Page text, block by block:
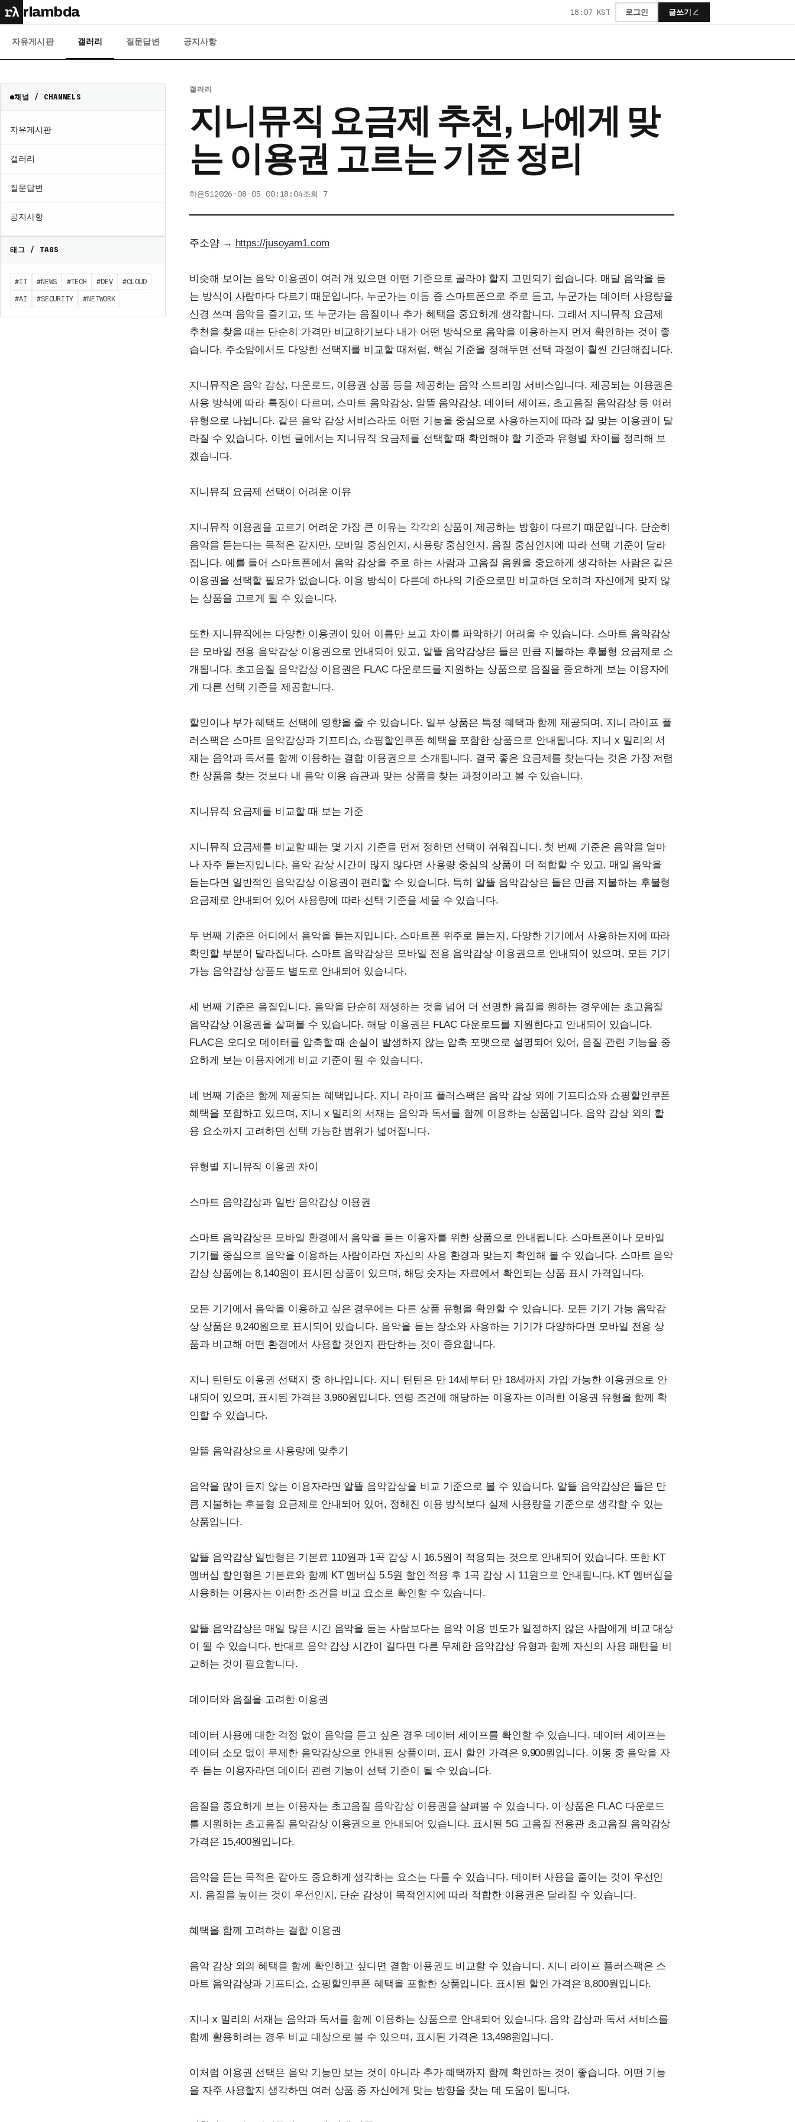
rλ rlambda 18:07 KST 로그인 글쓰기
자유게시판 갤러리 질문답변 공지사항
채널 / CHANNELS
자유게시판
갤러리
질문답변
공지사항
태그 / TAGS
#IT #NEWS #TECH #DEV #CLOUD
#AI #SECURITY #NETWORK
갤러리
지니뮤직 요금제 추천, 나에게 맞
는 이용권 고르는 기준 정리
하은512026-08-05 00:18:04조회 7
주소얌 → https://jusoyam1.com
비슷해 보이는 음악 이용권이 여러 개 있으면 어떤 기준으로 골라야 할지 고민되기 쉽습니다. 매달 음악을 듣
는 방식이 사람마다 다르기 때문입니다. 누군가는 이동 중 스마트폰으로 주로 듣고, 누군가는 데이터 사용량을
신경 쓰며 음악을 즐기고, 또 누군가는 음질이나 추가 혜택을 중요하게 생각합니다. 그래서 지니뮤직 요금제
추천을 찾을 때는 단순히 가격만 비교하기보다 내가 어떤 방식으로 음악을 이용하는지 먼저 확인하는 것이 좋
습니다. 주소얌에서도 다양한 선택지를 비교할 때처럼, 핵심 기준을 정해두면 선택 과정이 훨씬 간단해집니다.
지니뮤직은 음악 감상, 다운로드, 이용권 상품 등을 제공하는 음악 스트리밍 서비스입니다. 제공되는 이용권은
사용 방식에 따라 특징이 다르며, 스마트 음악감상, 알뜰 음악감상, 데이터 세이프, 초고음질 음악감상 등 여러
유형으로 나뉩니다. 같은 음악 감상 서비스라도 어떤 기능을 중심으로 사용하는지에 따라 잘 맞는 이용권이 달
라질 수 있습니다. 이번 글에서는 지니뮤직 요금제를 선택할 때 확인해야 할 기준과 유형별 차이를 정리해 보
겠습니다.
지니뮤직 요금제 선택이 어려운 이유
지니뮤직 이용권을 고르기 어려운 가장 큰 이유는 각각의 상품이 제공하는 방향이 다르기 때문입니다. 단순히
음악을 듣는다는 목적은 같지만, 모바일 중심인지, 사용량 중심인지, 음질 중심인지에 따라 선택 기준이 달라
집니다. 예를 들어 스마트폰에서 음악 감상을 주로 하는 사람과 고음질 음원을 중요하게 생각하는 사람은 같은
이용권을 선택할 필요가 없습니다. 이용 방식이 다른데 하나의 기준으로만 비교하면 오히려 자신에게 맞지 않
는 상품을 고르게 될 수 있습니다.
또한 지니뮤직에는 다양한 이용권이 있어 이름만 보고 차이를 파악하기 어려울 수 있습니다. 스마트 음악감상
은 모바일 전용 음악감상 이용권으로 안내되어 있고, 알뜰 음악감상은 들은 만큼 지불하는 후불형 요금제로 소
개됩니다. 초고음질 음악감상 이용권은 FLAC 다운로드를 지원하는 상품으로 음질을 중요하게 보는 이용자에
게 다른 선택 기준을 제공합니다.
할인이나 부가 혜택도 선택에 영향을 줄 수 있습니다. 일부 상품은 특정 혜택과 함께 제공되며, 지니 라이프 플
러스팩은 스마트 음악감상과 기프티쇼, 쇼핑할인쿠폰 혜택을 포함한 상품으로 안내됩니다. 지니 x 밀리의 서
재는 음악과 독서를 함께 이용하는 결합 이용권으로 소개됩니다. 결국 좋은 요금제를 찾는다는 것은 가장 저렴
한 상품을 찾는 것보다 내 음악 이용 습관과 맞는 상품을 찾는 과정이라고 볼 수 있습니다.
지니뮤직 요금제를 비교할 때 보는 기준
지니뮤직 요금제를 비교할 때는 몇 가지 기준을 먼저 정하면 선택이 쉬워집니다. 첫 번째 기준은 음악을 얼마
나 자주 듣는지입니다. 음악 감상 시간이 많지 않다면 사용량 중심의 상품이 더 적합할 수 있고, 매일 음악을
듣는다면 일반적인 음악감상 이용권이 편리할 수 있습니다. 특히 알뜰 음악감상은 들은 만큼 지불하는 후불형
요금제로 안내되어 있어 사용량에 따라 선택 기준을 세울 수 있습니다.
두 번째 기준은 어디에서 음악을 듣는지입니다. 스마트폰 위주로 듣는지, 다양한 기기에서 사용하는지에 따라
확인할 부분이 달라집니다. 스마트 음악감상은 모바일 전용 음악감상 이용권으로 안내되어 있으며, 모든 기기
가능 음악감상 상품도 별도로 안내되어 있습니다.
세 번째 기준은 음질입니다. 음악을 단순히 재생하는 것을 넘어 더 선명한 음질을 원하는 경우에는 초고음질
음악감상 이용권을 살펴볼 수 있습니다. 해당 이용권은 FLAC 다운로드를 지원한다고 안내되어 있습니다.
FLAC은 오디오 데이터를 압축할 때 손실이 발생하지 않는 압축 포맷으로 설명되어 있어, 음질 관련 기능을 중
요하게 보는 이용자에게 비교 기준이 될 수 있습니다.
네 번째 기준은 함께 제공되는 혜택입니다. 지니 라이프 플러스팩은 음악 감상 외에 기프티쇼와 쇼핑할인쿠폰
혜택을 포함하고 있으며, 지니 x 밀리의 서재는 음악과 독서를 함께 이용하는 상품입니다. 음악 감상 외의 활
용 요소까지 고려하면 선택 가능한 범위가 넓어집니다.
유형별 지니뮤직 이용권 차이
스마트 음악감상과 일반 음악감상 이용권
스마트 음악감상은 모바일 환경에서 음악을 듣는 이용자를 위한 상품으로 안내됩니다. 스마트폰이나 모바일
기기를 중심으로 음악을 이용하는 사람이라면 자신의 사용 환경과 맞는지 확인해 볼 수 있습니다. 스마트 음악
감상 상품에는 8,140원이 표시된 상품이 있으며, 해당 숫자는 자료에서 확인되는 상품 표시 가격입니다.
모든 기기에서 음악을 이용하고 싶은 경우에는 다른 상품 유형을 확인할 수 있습니다. 모든 기기 가능 음악감
상 상품은 9,240원으로 표시되어 있습니다. 음악을 듣는 장소와 사용하는 기기가 다양하다면 모바일 전용 상
품과 비교해 어떤 환경에서 사용할 것인지 판단하는 것이 중요합니다.
지니 틴틴도 이용권 선택지 중 하나입니다. 지니 틴틴은 만 14세부터 만 18세까지 가입 가능한 이용권으로 안
내되어 있으며, 표시된 가격은 3,960원입니다. 연령 조건에 해당하는 이용자는 이러한 이용권 유형을 함께 확
인할 수 있습니다.
알뜰 음악감상으로 사용량에 맞추기
음악을 많이 듣지 않는 이용자라면 알뜰 음악감상을 비교 기준으로 볼 수 있습니다. 알뜰 음악감상은 들은 만
큼 지불하는 후불형 요금제로 안내되어 있어, 정해진 이용 방식보다 실제 사용량을 기준으로 생각할 수 있는
상품입니다.
알뜰 음악감상 일반형은 기본료 110원과 1곡 감상 시 16.5원이 적용되는 것으로 안내되어 있습니다. 또한 KT
멤버십 할인형은 기본료와 함께 KT 멤버십 5.5원 할인 적용 후 1곡 감상 시 11원으로 안내됩니다. KT 멤버십을
사용하는 이용자는 이러한 조건을 비교 요소로 확인할 수 있습니다.
알뜰 음악감상은 매일 많은 시간 음악을 듣는 사람보다는 음악 이용 빈도가 일정하지 않은 사람에게 비교 대상
이 될 수 있습니다. 반대로 음악 감상 시간이 길다면 다른 무제한 음악감상 유형과 함께 자신의 사용 패턴을 비
교하는 것이 필요합니다.
데이터와 음질을 고려한 이용권
데이터 사용에 대한 걱정 없이 음악을 듣고 싶은 경우 데이터 세이프를 확인할 수 있습니다. 데이터 세이프는
데이터 소모 없이 무제한 음악감상으로 안내된 상품이며, 표시 할인 가격은 9,900원입니다. 이동 중 음악을 자
주 듣는 이용자라면 데이터 관련 기능이 선택 기준이 될 수 있습니다.
음질을 중요하게 보는 이용자는 초고음질 음악감상 이용권을 살펴볼 수 있습니다. 이 상품은 FLAC 다운로드
를 지원하는 초고음질 음악감상 이용권으로 안내되어 있습니다. 표시된 5G 고음질 전용관 초고음질 음악감상
가격은 15,400원입니다.
음악을 듣는 목적은 같아도 중요하게 생각하는 요소는 다를 수 있습니다. 데이터 사용을 줄이는 것이 우선인
지, 음질을 높이는 것이 우선인지, 단순 감상이 목적인지에 따라 적합한 이용권은 달라질 수 있습니다.
혜택을 함께 고려하는 결합 이용권
음악 감상 외의 혜택을 함께 확인하고 싶다면 결합 이용권도 비교할 수 있습니다. 지니 라이프 플러스팩은 스
마트 음악감상과 기프티쇼, 쇼핑할인쿠폰 혜택을 포함한 상품입니다. 표시된 할인 가격은 8,800원입니다.
지니 x 밀리의 서재는 음악과 독서를 함께 이용하는 상품으로 안내되어 있습니다. 음악 감상과 독서 서비스를
함께 활용하려는 경우 비교 대상으로 볼 수 있으며, 표시된 가격은 13,498원입니다.
이처럼 이용권 선택은 음악 기능만 보는 것이 아니라 추가 혜택까지 함께 확인하는 것이 좋습니다. 어떤 기능
을 자주 사용할지 생각하면 여러 상품 중 자신에게 맞는 방향을 찾는 데 도움이 됩니다.